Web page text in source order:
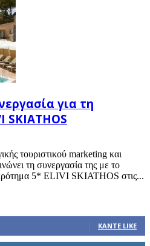
για τη
SKIATHOS
τουριστικού marketing και
τη συνεργασία της με το
5* ELIVI SKIATHOS στις...
ΚΆΝΤΕ LIKE